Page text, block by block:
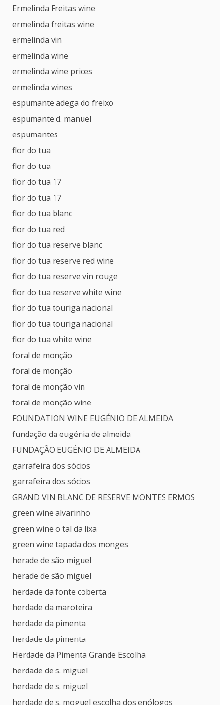
Ermelinda Freitas wine
ermelinda freitas wine
ermelinda vin
ermelinda wine
ermelinda wine prices
ermelinda wines
espumante adega do freixo
espumante d. manuel
espumantes
flor do tua
flor do tua
flor do tua 17
flor do tua 17
flor do tua blanc
flor do tua red
flor do tua reserve blanc
flor do tua reserve red wine
flor do tua reserve vin rouge
flor do tua reserve white wine
flor do tua touriga nacional
flor do tua touriga nacional
flor do tua white wine
foral de monção
foral de monção
foral de monção vin
foral de monção wine
FOUNDATION WINE EUGÉNIO DE ALMEIDA
fundação da eugénia de almeida
FUNDAÇÃO EUGÉNIO DE ALMEIDA
garrafeira dos sócios
garrafeira dos sócios
GRAND VIN BLANC DE RESERVE MONTES ERMOS
green wine alvarinho
green wine o tal da lixa
green wine tapada dos monges
herade de são miguel
herade de são miguel
herdade da fonte coberta
herdade da maroteira
herdade da pimenta
herdade da pimenta
Herdade da Pimenta Grande Escolha
herdade de s. miguel
herdade de s. miguel
herdade de s. moguel escolha dos enólogos